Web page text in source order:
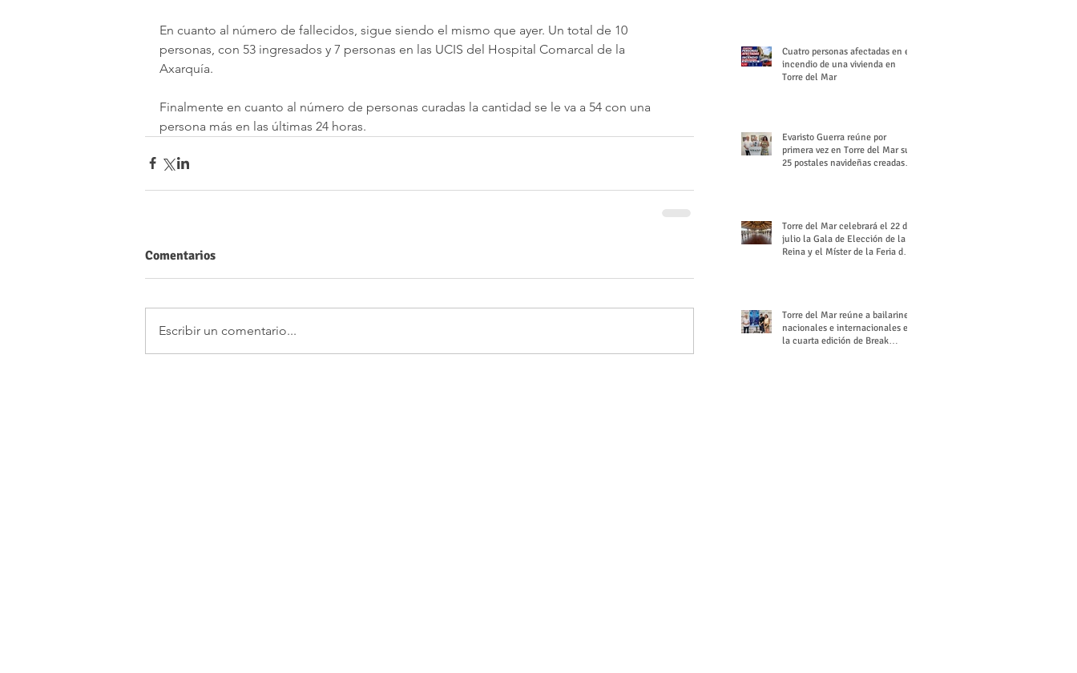
En cuanto al número de fallecidos, sigue siendo el mismo que ayer. Un total de 10
personas, con 53 ingresados y 7 personas en las UCIS del Hospital Comarcal de la
Axarquía.
Finalmente en cuanto al número de personas curadas la cantidad se le va a 54 con una
persona más en las últimas 24 horas.
Comentarios
Escribir un comentario...
Cuatro personas afectadas en el
incendio de una vivienda en
Torre del Mar
Evaristo Guerra reúne por
primera vez en Torre del Mar sus
25 postales navideñas creadas
Torre del Mar celebrará el 22 de
julio la Gala de Elección de la
Reina y el Míster de la Feria de
Torre del Mar reúne a bailarines
nacionales e internacionales en
la cuarta edición de Break